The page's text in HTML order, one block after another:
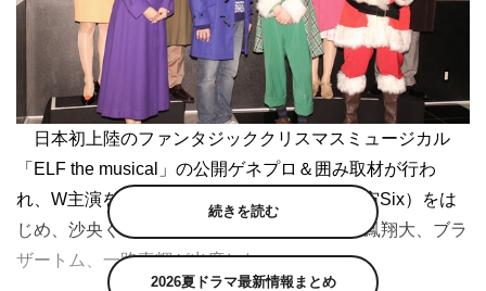
日本初上陸のファンタジッククリスマスミュージカル
「ELF the musical」の公開ゲネプロ＆囲み取材が行わ
れ、W主演を務める浜中文一、松本幸大（宇宙Six）をは
じめ、沙央くらま、東山義久、吉田メタル、鳳翔大、ブラ
ザートム、一路真輝が出席した。
続きを読む
2026夏ドラマ最新情報まとめ